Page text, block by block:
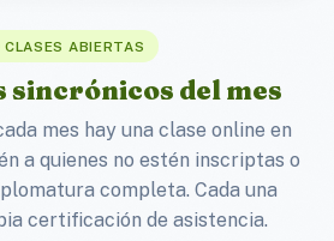
CLASES ABIERTAS
sincrónicos del mes
mes hay una clase online en
a quienes no estén inscriptas o
completa. Cada una
certificación de asistencia.